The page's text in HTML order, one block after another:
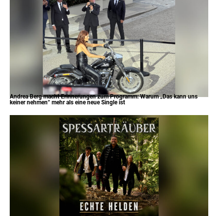
Andrea Berg macht Erinnerungen zum Programm: Warum „Das kann uns
keiner nehmen“ mehr als eine neue Single ist